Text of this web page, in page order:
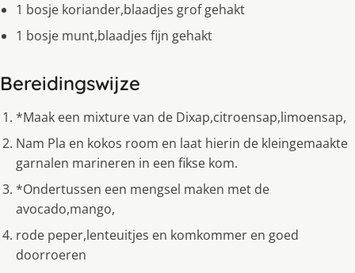
1 bosje koriander,blaadjes grof gehakt
1 bosje munt,blaadjes fijn gehakt
Bereidingswijze
*Maak een mixture van de Dixap,citroensap,limoensap,
Nam Pla en kokos room en laat hierin de kleingemaakte
garnalen marineren in een fikse kom.
*Ondertussen een mengsel maken met de
avocado,mango,
rode peper,lenteuitjes en komkommer en goed
doorroeren